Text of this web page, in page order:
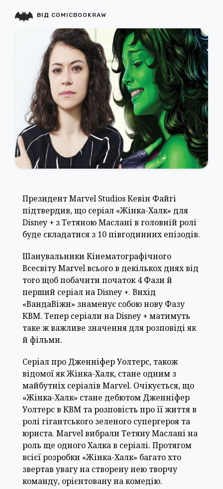
Президент Marvel Studios Кевін Файгі
підтвердив, що серіал «Жінка-Халк» для
Disney + з Тетяною Маслані в головній ролі
буде складатися з 10 півгодинних епізодів.
Шанувальники Кінематографічного
Всесвіту Marvel всього в декількох днях від
того щоб побачити початок 4 Фази й
перший серіал на Disney +. Вихід
«ВандаВіжн» знаменує собою нову Фазу
КВМ. Тепер серіали на Disney + матимуть
таке ж важливе значення для розповіді як
й фільми.
Серіал про Дженніфер Уолтерс, також
відомої як Жінка-Халк, стане одним з
майбутніх серіалів Marvel. Очікується, що
«Жінка-Халк» стане дебютом Дженніфер
Уолтерс в КВМ та розповість про її життя в
ролі гігантського зеленого супергероя та
юриста. Marvel вибрали Тетяну Маслані на
роль ще одного Халка в серіалі. Протягом
всієї розробки «Жінка-Халк» багато хто
звертав увагу на створену нею творчу
команду, орієнтовану на комедію.
ВІД COMICBOOKRAW